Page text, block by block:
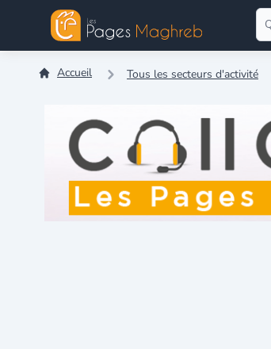
Accueil Tous les secteurs d'activité